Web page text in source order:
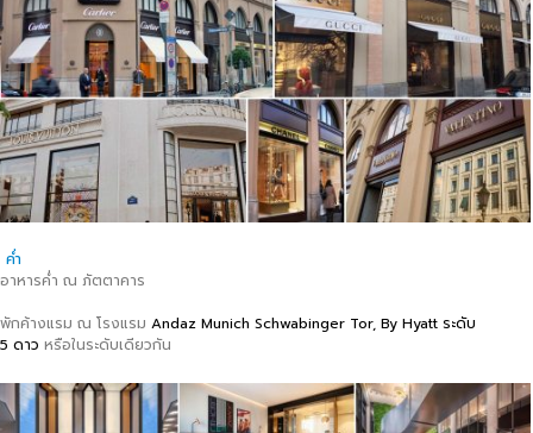
ค่ำ
อาหารค่ำ ณ ภัตตาคาร
พักค้างแรม ณ โรงแรม Andaz Munich Schwabinger Tor, By Hyatt ระดับ
5 ดาว หรือในระดับเดียวกัน